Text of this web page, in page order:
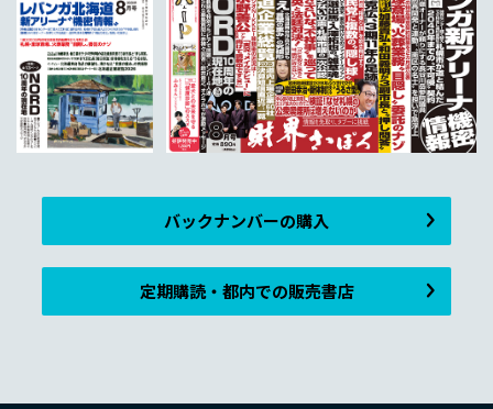
バックナンバーの購入
定期購読・都内での販売書店